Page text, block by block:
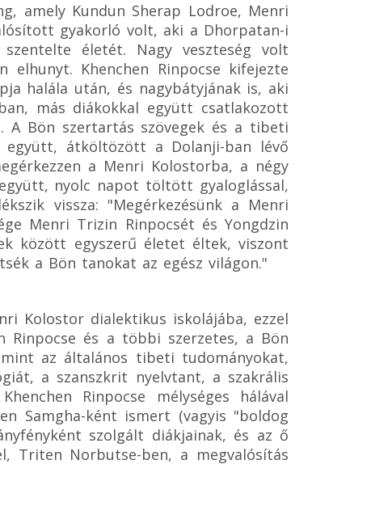
amely Kundun Sherap Lodroe, Menri
gyakorló volt, aki a Dhorpatan-i
életét. Nagy veszteség volt
elhunyt. Khenchen Rinpocse kifejezte
halála után, és nagybátyjának is, aki
más diákokkal együtt csatlakozott
A Bön szertartás szövegek és a tibeti
együtt, átköltözött a Dolanji-ban lévő
a Menri Kolostorba, a négy
nyolc napot töltött gyaloglással,
vissza: "Megérkezésünk a Menri
Menri Trizin Rinpocsét és Yongdzin
között egyszerű életet éltek, viszont
a Bön tanokat az egész világon."
Kolostor dialektikus iskolájába, ezzel
Rinpocse és a többi szerzetes, a Bön
az általános tibeti tudományokat,
a szanszkrit nyelvtant, a szakrális
Rinpocse mélységes hálával
Samgha-ként ismert (vagyis "boldog
szolgált diákjainak, és az ő
Triten Norbutse-ben, a megvalósítás